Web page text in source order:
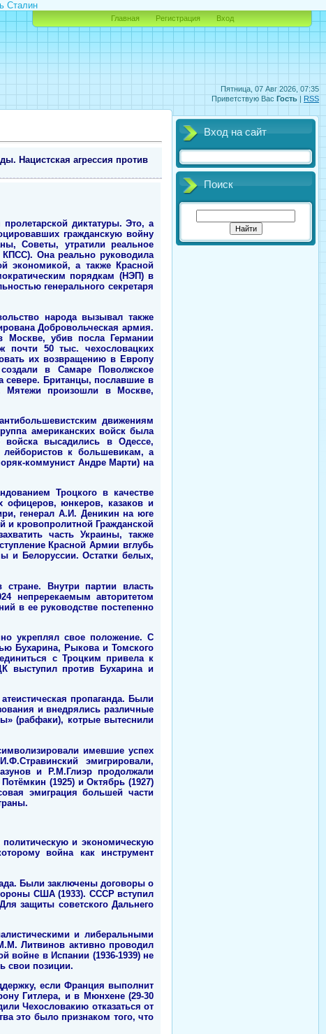
Сталин
Пятница, 07 Авг 2026, 07:35
Приветствую Вас Гость | RSS
Главная Регистрация Вход
Нацистская агрессия против
диктатуры. Это, а
гражданскую войну
Советы, утратили реальное
Она реально руководила
экономикой, а также Красной
порядкам (НЭП) в
генерального секретаря
народа вызывал также
Добровольческая армия.
Москве, убив посла Германии
почти 50 тыс. чехословацких
их возвращению в Европу
в Самаре Поволжское
севере. Британцы, пославшие в
Мятежи произошли в Москве,
движениям
американских войск была
войска высадились в Одессе,
к большевикам, а
коммунист Андре Марти) на
Троцкого в качестве
офицеров, юнкеров, казаков и
генерал А.И. Деникин на юге
и кровопролитной Гражданской
часть Украины, также
Красной Армии вглубь
и Белоруссии. Остатки белых,
стране. Внутри партии власть
непререкаемым авторитетом
в ее руководстве постепенно
укреплял свое положение. С
Бухарина, Рыкова и Томского
с Троцким привела к
выступил против Бухарина и
пропаганда. Были
и внедрялись различные
(рабфаки), котрые вытеснили
имевшие успех
эмигрировали,
и Р.М.Глиэр продолжали
(1925) и Октябрь (1927)
эмиграция большей части
и экономическую
война как инструмент
Были заключены договоры о
США (1933). СССР вступил
защиты советского Дальнего
и либеральными
Литвинов активно проводил
войне в Испании (1936-1939) не
свои позиции.
если Франция выполнит
Гитлера, и в Мюнхене (29-30
Чехословакию отказаться от
это было признаком того, что
Вход на сайт
Поиск